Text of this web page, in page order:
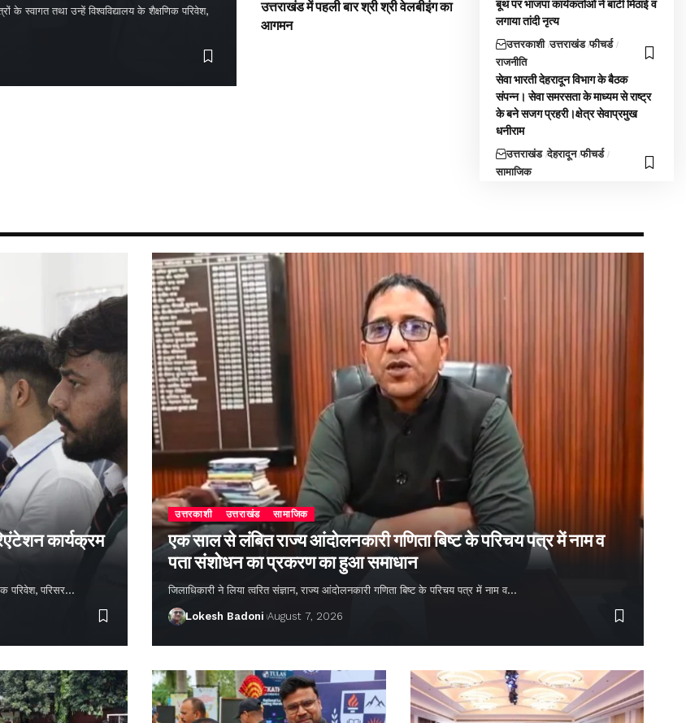
के स्वागत तथा उन्हें विश्वविद्यालय के शैक्षणिक परिवेश,
उत्तराखंड में पहली बार श्री श्री वेलबीइंग का
आगमन
बूथ पर भाजपा कार्यकर्ताओं ने बांटी मिठाई व
लगाया तांदी नृत्य
उत्तरकाशी उत्तराखंड फीचर्ड
राजनीति
सेवा भारती देहरादून विभाग के बैठक
संपन्न। सेवा समरसता के माध्यम से राष्ट्र
के बने सजग प्रहरी।क्षेत्र सेवाप्रमुख
धनीराम
उत्तराखंड देहरादून फीचर्ड
सामाजिक
कार्यक्रम
परिवेश, परिसर…
उत्तरकाशी उत्तराखंड सामाजिक
एक साल से लंबित राज्य आंदोलनकारी गणिता बिष्ट के परिचय पत्र में नाम व
पता संशोधन का प्रकरण का हुआ समाधान
जिलाधिकारी ने लिया त्वरित संज्ञान, राज्य आंदोलनकारी गणिता बिष्ट के परिचय पत्र में नाम व…
Lokesh Badoni August 7, 2026